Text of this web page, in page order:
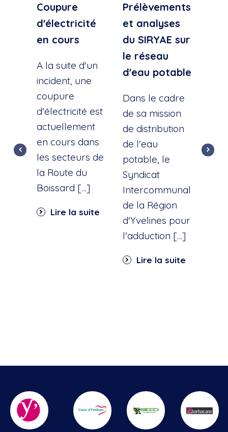
Coupure
d'électricité
en cours
A la suite d'un
incident, une
coupure
d'électricité est
actuellement
en cours dans
les secteurs de
la Route du
Boissard […]
Lire la suite
Prélèvements
et analyses
du SIRYAE sur
le réseau
d'eau potable
Dans le cadre
de sa mission
de distribution
de l'eau
potable, le
Syndicat
Intercommunal
de la Région
d'Yvelines pour
l'adduction […]
Lire la suite